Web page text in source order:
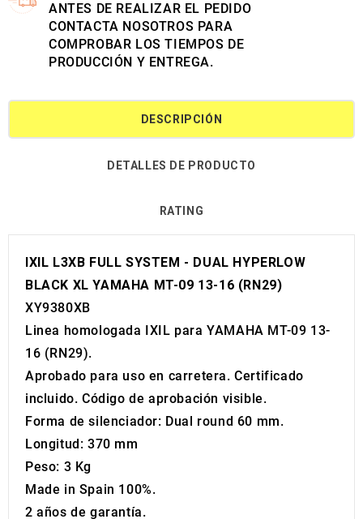
ANTES DE REALIZAR EL PEDIDO
CONTACTA NOSOTROS PARA
COMPROBAR LOS TIEMPOS DE
PRODUCCIÓN Y ENTREGA.
DESCRIPCIÓN
DETALLES DE PRODUCTO
RATING
IXIL L3XB FULL SYSTEM - DUAL HYPERLOW
BLACK XL YAMAHA MT-09 13-16 (RN29)
XY9380XB
Linea homologada IXIL para YAMAHA MT-09 13-
16 (RN29).
Aprobado para uso en carretera. Certificado
incluido. Código de aprobación visible.
Forma de silenciador: Dual round 60 mm.
Longitud: 370 mm
Peso: 3 Kg
Made in Spain 100%.
2 años de garantía.